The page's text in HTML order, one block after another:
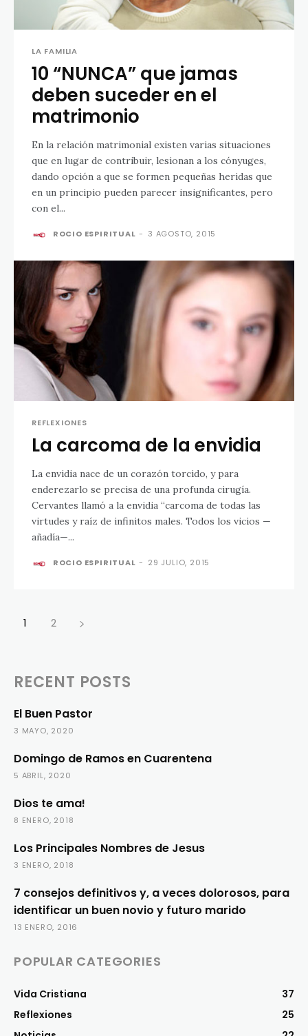
LA FAMILIA
10 “NUNCA” que jamas
deben suceder en el
matrimonio
En la relación matrimonial existen varias situaciones
que en lugar de contribuir, lesionan a los cónyuges,
dando opción a que se formen pequeñas heridas que
en un principio pueden parecer insignificantes, pero
con el...
ROCIO ESPIRITUAL - 3 AGOSTO, 2015
REFLEXIONES
La carcoma de la envidia
La envidia nace de un corazón torcido, y para
enderezarlo se precisa de una profunda cirugía.
Cervantes llamó a la envidia “carcoma de todas las
virtudes y raíz de infinitos males. Todos los vicios —
añadía—...
ROCIO ESPIRITUAL - 29 JULIO, 2015
1 2
RECENT POSTS
El Buen Pastor
3 MAYO, 2020
Domingo de Ramos en Cuarentena
5 ABRIL, 2020
Dios te ama!
8 ENERO, 2018
Los Principales Nombres de Jesus
3 ENERO, 2018
7 consejos definitivos y, a veces dolorosos, para
identificar un buen novio y futuro marido
13 ENERO, 2016
POPULAR CATEGORIES
Vida Cristiana
37
Reflexiones
25